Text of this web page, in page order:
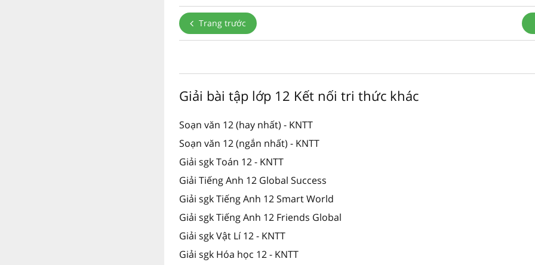
Trang trước
Giải bài tập lớp 12 Kết nối tri thức khác
Soạn văn 12 (hay nhất) - KNTT
Soạn văn 12 (ngắn nhất) - KNTT
Giải sgk Toán 12 - KNTT
Giải Tiếng Anh 12 Global Success
Giải sgk Tiếng Anh 12 Smart World
Giải sgk Tiếng Anh 12 Friends Global
Giải sgk Vật Lí 12 - KNTT
Giải sgk Hóa học 12 - KNTT